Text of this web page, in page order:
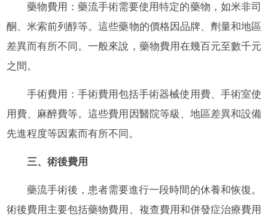
藥物費用：藥流手術需要使用特定的藥物，如米非司
酮、米索前列醇等。這些藥物的價格因品牌、劑量和地區
差異而有所不同。一般來說，藥物費用在幾百元至數千元
之間。
手術費用：手術費用包括手術器械使用費、手術室使
用費、麻醉費等。這些費用因醫院等級、地區差異和設備
先進程度等因素而有所不同。
三、術後費用
藥流手術後，患者需要進行一段時間的休養和恢復。
術後費用主要包括藥物費用、複查費用和併發症治療費用